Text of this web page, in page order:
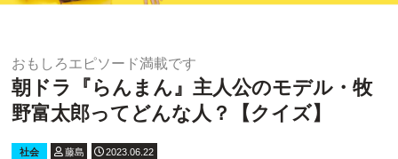
おもしろエピソード満載です
朝ドラ『らんまん』主人公のモデル・牧
野富太郎ってどんな人？【クイズ】
社会 藤島 2023.06.22